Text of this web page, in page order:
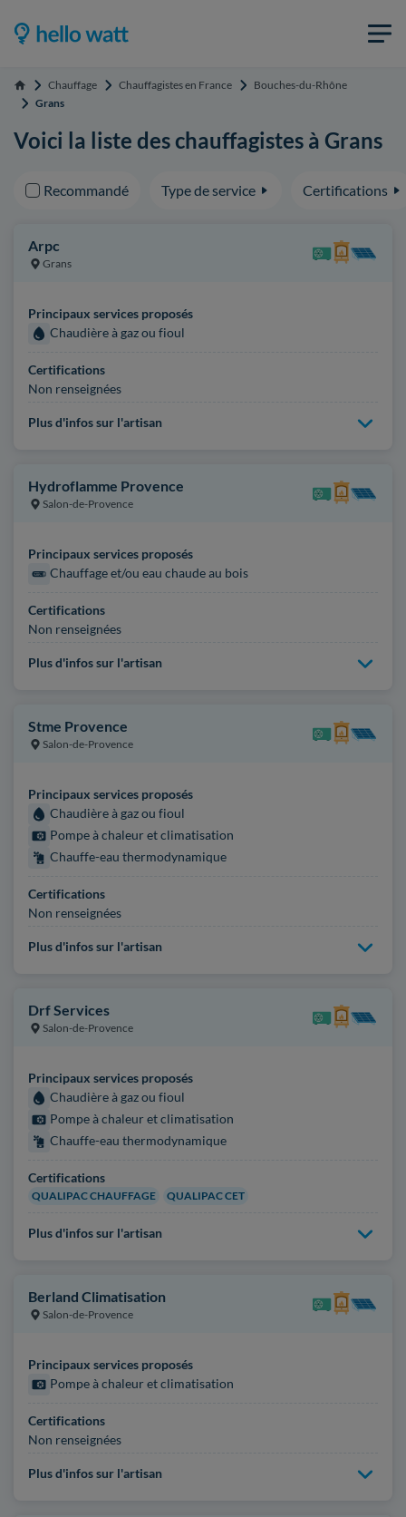
Accueil Chauffage Chauffagistes en France
Bouches-du-Rhône
Grans
Voici la liste des chauffagistes à Grans
Recommandé Type de service Certifications
Arpc
Grans
Principaux services proposés
Chaudière à gaz ou fioul
Certifications
Non renseignées
Plus d'infos sur l'artisan
Hydroflamme Provence
Salon-de-Provence
Principaux services proposés
Chauffage et/ou eau chaude au bois
Certifications
Non renseignées
Plus d'infos sur l'artisan
Stme Provence
Salon-de-Provence
Principaux services proposés
Chaudière à gaz ou fioul
Pompe à chaleur et climatisation
Chauffe-eau thermodynamique
Certifications
Non renseignées
Plus d'infos sur l'artisan
Drf Services
Salon-de-Provence
Principaux services proposés
Chaudière à gaz ou fioul
Pompe à chaleur et climatisation
Chauffe-eau thermodynamique
Certifications
QUALIPAC CHAUFFAGE QUALIPAC CET
Plus d'infos sur l'artisan
Berland Climatisation
Salon-de-Provence
Principaux services proposés
Pompe à chaleur et climatisation
Certifications
Non renseignées
Plus d'infos sur l'artisan